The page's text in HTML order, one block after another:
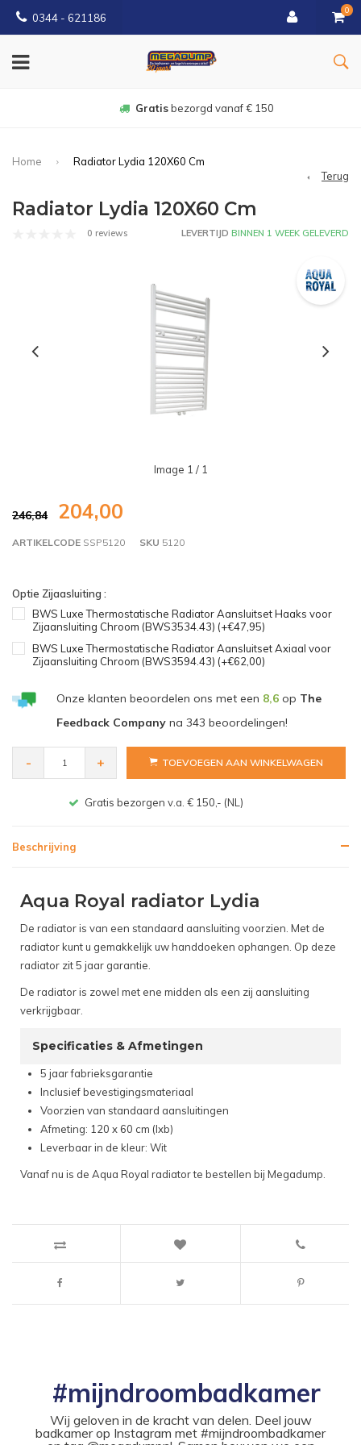
0344 - 621186
0
Gratisbezorgd vanaf € 150
Home
Radiator Lydia 120X60 Cm
Terug
Radiator Lydia 120X60 Cm
0 reviews LEVERTIJD BINNEN 1 WEEK GELEVERD
Image 1 / 1
246,84 204,00
ARTIKELCODE SSP5120 SKU 5120
Optie Zijaasluiting :
BWS Luxe Thermostatische Radiator Aansluitset Haaks voor
Zijaansluiting Chroom (BWS3534.43) (+€47,95)
BWS Luxe Thermostatische Radiator Aansluitset Axiaal voor
Zijaansluiting Chroom (BWS3594.43) (+€62,00)
Onze klanten beoordelen ons met een 8,6op The
Feedback Companyna 343 beoordelingen!
- + TOEVOEGEN AAN WINKELWAGEN
Gratis bezorgen v.a. € 150,- (NL)
Beschrijving
Aqua Royal radiator Lydia
De radiator is van een standaard aansluiting voorzien. Met de
radiator kunt u gemakkelijk uw handdoeken ophangen. Op deze
radiator zit 5 jaar garantie.
De radiator is zowel met ene midden als een zij aansluiting
verkrijgbaar.
Specificaties & Afmetingen
5 jaar fabrieksgarantie
Inclusief bevestigingsmateriaal
Voorzien van standaard aansluitingen
Afmeting: 120 x 60 cm (lxb)
Leverbaar in de kleur: Wit
Vanaf nu is de Aqua Royal radiator te bestellen bij Megadump.
#mijndroombadkamer
Wij geloven in de kracht van delen. Deel jouw
badkamer op Instagram met #mijndroombadkamer